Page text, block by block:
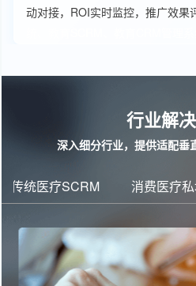
动对接，ROI实时监控，推广效果
行业解
深入细分行业，提供适配垂
传统医疗SCRM 消费医疗